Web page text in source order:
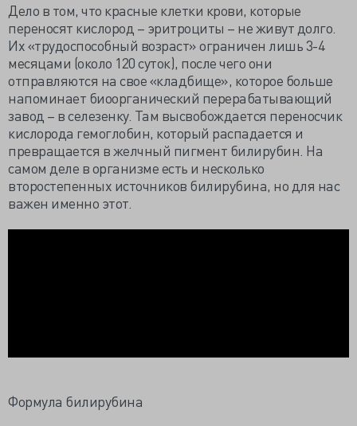
Дело в том, что красные клетки крови, которые
переносят кислород – эритроциты – не живут долго.
Их «трудоспособный возраст» ограничен лишь 3-4
месяцами (около 120 суток), после чего они
отправляются на свое «кладбище», которое больше
напоминает биоорганический перерабатывающий
завод – в селезенку. Там высвобождается переносчик
кислорода гемоглобин, который распадается и
превращается в желчный пигмент билирубин. На
самом деле в организме есть и несколько
второстепенных источников билирубина, но для нас
важен именно этот.
Формула билирубина